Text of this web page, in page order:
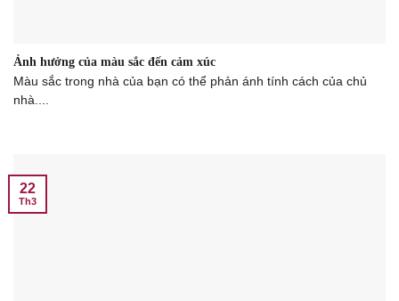
Ảnh hưởng của màu sắc đến cảm xúc
Màu sắc trong nhà của bạn có thể phản ánh tính cách của chủ
nhà....
22
Th3